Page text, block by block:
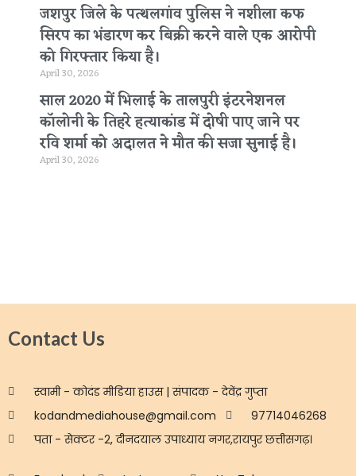
जशपुर जिले के पत्थलगांव पुलिस ने नशीला कफ
सिरप का भंडारण कर बिक्री करने वाले एक आरोपी
को गिरफ्तार किया है।
April 30, 2026
साल 2020 में भिलाई के तालपुरी इंटरनेशनल
कॉलोनी के तिहरे हत्याकांड में दोषी पाए जाने पर
रवि शर्मा को अदालत ने मौत की सजा सुनाई है।
April 30, 2026
Contact Us
स्वामी - कोदंड मीडिया हाउस | संपादक - देवेंद्र गुप्ता
kodandmediahouse@gmail.com
97714046268
पता - सेक्टर -2, दीनदयाल उपाध्याय नगर,रायपुर छत्तीसगढ़।